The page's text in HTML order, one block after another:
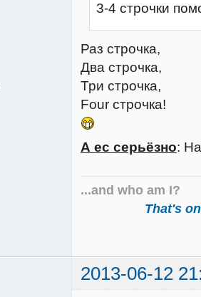
3-4 строчки
Раз строчка,
Два строчка,
Три строчка,
Four строчка!
А ес серьёзно:
...and who am I?
That's
2013-06-12